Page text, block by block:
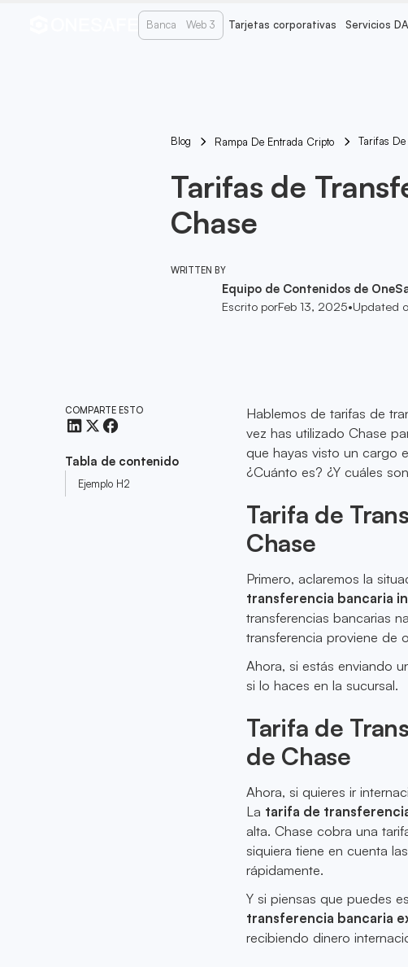
Banca Web 3 Tarjetas corporativas Servicios
Blog Rampa De Entrada Cripto Tarifas
Tarifas de
Chase
WRITTEN BY
Equipo de Contenidos de
Escrito porFeb 13, 2025•Updated
COMPARTE ESTO
Tabla de contenido
Ejemplo H2
Hablemos de tarifas de
vez has utilizado Chase
que hayas visto un cargo
¿Cuánto es? ¿Y cuáles
Tarifa de
Chase
Primero, aclaremos la
transferencia bancaria
transferencias bancarias
transferencia proviene de
Ahora, si estás enviando
si lo haces en la sucursal.
Tarifa de
de Chase
Ahora, si quieres ir
La tarifa de
alta. Chase cobra una
siquiera tiene en cuenta
rápidamente.
Y si piensas que puedes
transferencia bancaria
recibiendo dinero